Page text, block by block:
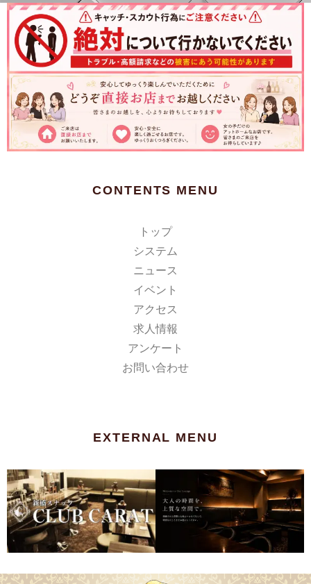
CONTENTS MENU
トップ
システム
ニュース
イベント
アクセス
求人情報
アンケート
お問い合わせ
EXTERNAL MENU